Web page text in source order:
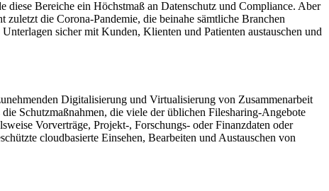
Bereiche ein Höchstmaß an Datenschutz und Compliance. Aber
die Corona-Pandemie, die beinahe sämtliche Branchen
sicher mit Kunden, Klienten und Patienten austauschen und
Digitalisierung und Virtualisierung von Zusammenarbeit
Schutzmaßnahmen, die viele der üblichen Filesharing-Angebote
Vorverträge, Projekt-, Forschungs- oder Finanzdaten oder
cloudbasierte Einsehen, Bearbeiten und Austauschen von